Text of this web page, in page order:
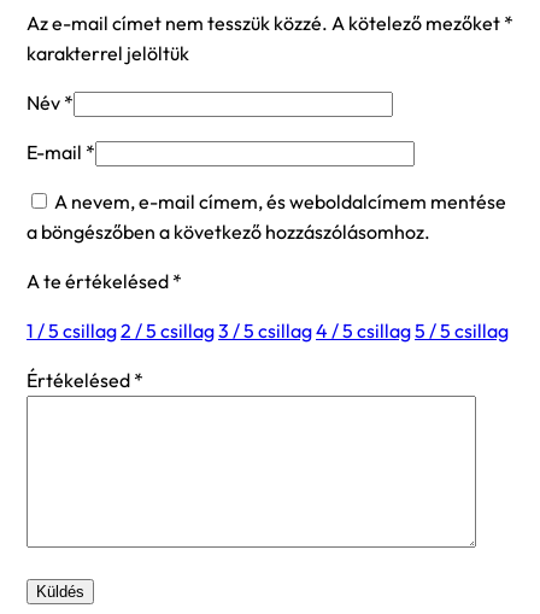
Az e-mail címet nem tesszük közzé. A kötelező mezőket *
karakterrel jelöltük
Név *
E-mail *
A nevem, e-mail címem, és weboldalcímem mentése
a böngészőben a következő hozzászólásomhoz.
A te értékelésed *
1 / 5 csillag2 / 5 csillag3 / 5 csillag4 / 5 csillag5 / 5 csillag
Értékelésed *